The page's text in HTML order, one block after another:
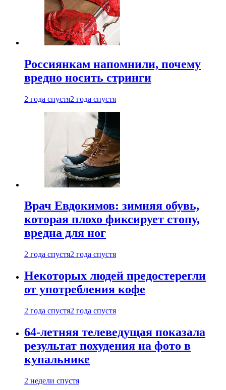
Россиянкам напомнили, почему
вредно носить стринги
2 года спустя2 года спустя
Врач Евдокимов: зимняя обувь,
которая плохо фиксирует стопу,
вредна для ног
2 года спустя2 года спустя
Некоторых людей предостерегли
от употребления кофе
2 года спустя2 года спустя
64-летняя телеведущая показала
результат похудения на фото в
купальнике
2 недели спустя